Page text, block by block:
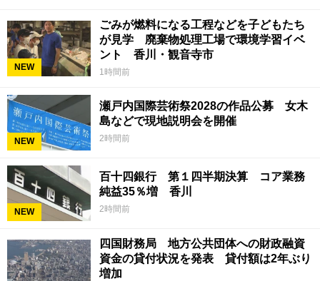
NEW
ごみが燃料になる工程などを子どもたち
が見学 廃棄物処理工場で環境学習イベ
ント 香川・観音寺市
1時間前
NEW
瀬戸内国際芸術祭2028の作品公募 女木
島などで現地説明会を開催
2時間前
NEW
百十四銀行 第１四半期決算 コア業務
純益35％増 香川
2時間前
四国財務局 地方公共団体への財政融資
資金の貸付状況を発表 貸付額は2年ぶり
増加